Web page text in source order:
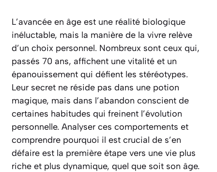
L’avancée en âge est une réalité biologique
inéluctable, mais la manière de la vivre relève
d’un choix personnel. Nombreux sont ceux qui,
passés 70 ans, affichent une vitalité et un
épanouissement qui défient les stéréotypes.
Leur secret ne réside pas dans une potion
magique, mais dans l’abandon conscient de
certaines habitudes qui freinent l’évolution
personnelle. Analyser ces comportements et
comprendre pourquoi il est crucial de s’en
défaire est la première étape vers une vie plus
riche et plus dynamique, quel que soit son âge.